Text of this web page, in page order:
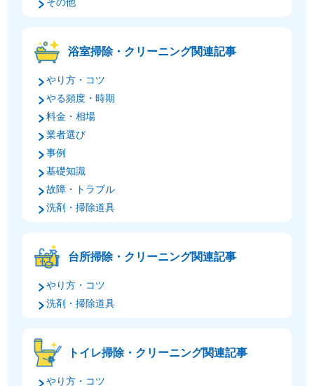
その他
浴室掃除・クリーニング関連記事
やり方・コツ
やる頻度・時期
料金・相場
業者選び
事例
基礎知識
故障・トラブル
洗剤・掃除道具
台所掃除・クリーニング関連記事
やり方・コツ
洗剤・掃除道具
トイレ掃除・クリーニング関連記事
やり方・コツ